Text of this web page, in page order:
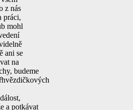
z nás
práci,
mohl
ani se
na
budeme
a potkávat